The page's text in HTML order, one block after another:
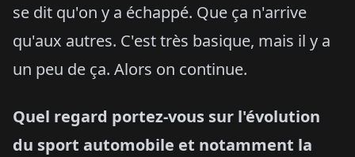
se dit qu'on y a échappé. Que ça n'arrive
qu'aux autres. C'est très basique, mais il y a
un peu de ça. Alors on continue.
Quel regard portez-vous sur l'évolution
du sport automobile et notamment la